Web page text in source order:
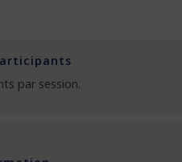
par session.